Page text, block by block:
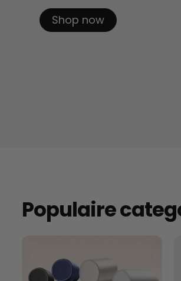
Discover Now
Populaire